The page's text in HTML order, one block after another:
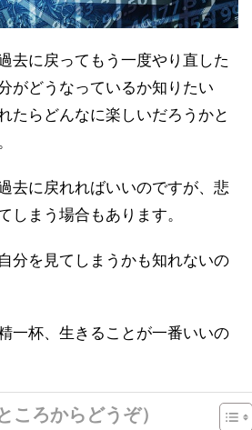
去に戻ってもう一度やり直した
がどうなっているか知りたい
たらどんなに楽しいだろうかと
去に戻れればいいのですが、悲
しまう場合もあります。
分を見てしまうかも知れないの
一杯、生きることが一番いいの
ころからどうぞ）